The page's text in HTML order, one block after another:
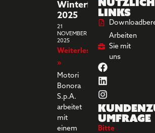
Winterferien
2025
21
NOVEMBER
2025
Weiterlesen
»
Motori
Bonora
S.p.A.
arbeitet
mit
einem
Links
Arbeiten
Sie mit
uns
umfrage
Bitte